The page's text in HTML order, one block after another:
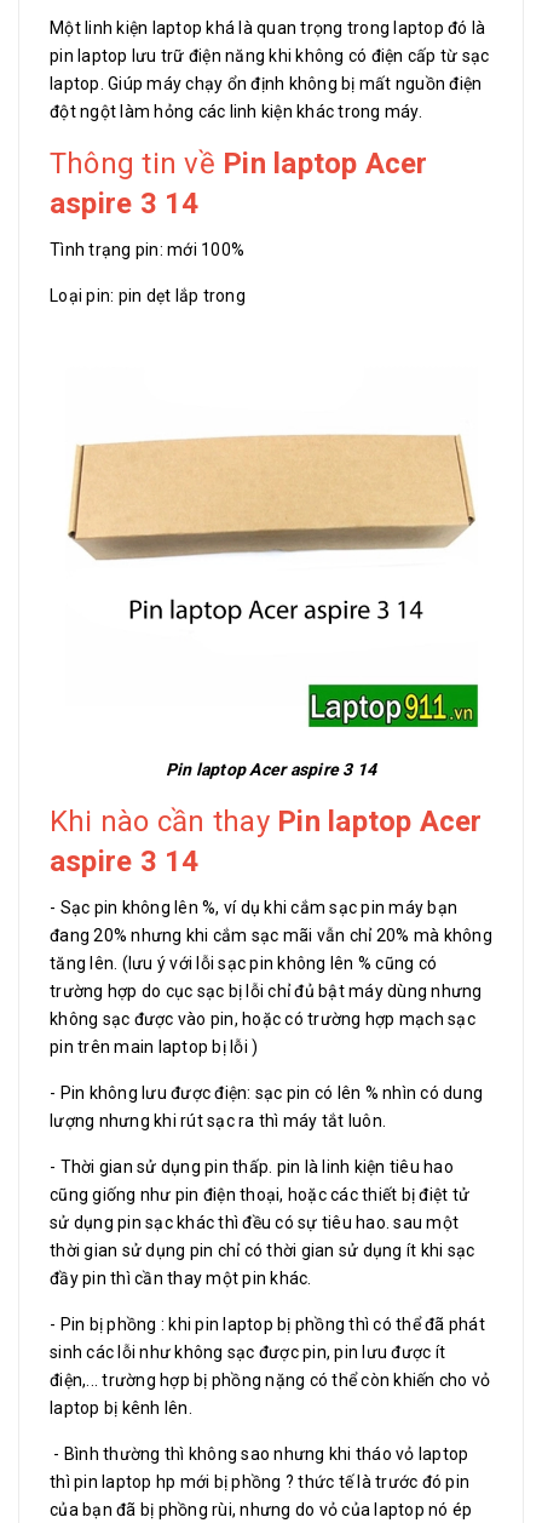
Một linh kiện laptop khá là quan trọng trong laptop đó là
pin laptop lưu trữ điện năng khi không có điện cấp từ sạc
laptop. Giúp máy chạy ổn định không bị mất nguồn điện
đột ngột làm hỏng các linh kiện khác trong máy.
Thông tin về Pin laptop Acer
aspire 3 14
Tình trạng pin: mới 100%
Loại pin: pin dẹt lắp trong
Pin laptop Acer aspire 3 14
Khi nào cần thay Pin laptop Acer
aspire 3 14
- Sạc pin không lên %, ví dụ khi cắm sạc pin máy bạn
đang 20% nhưng khi cắm sạc mãi vẫn chỉ 20% mà không
tăng lên. (lưu ý với lỗi sạc pin không lên % cũng có
trường hợp do cục sạc bị lỗi chỉ đủ bật máy dùng nhưng
không sạc được vào pin, hoặc có trường hợp mạch sạc
pin trên main laptop bị lỗi )
- Pin không lưu được điện: sạc pin có lên % nhìn có dung
lượng nhưng khi rút sạc ra thì máy tắt luôn.
- Thời gian sử dụng pin thấp. pin là linh kiện tiêu hao
cũng giống như pin điện thoại, hoặc các thiết bị điệt tử
sử dụng pin sạc khác thì đều có sự tiêu hao. sau một
thời gian sử dụng pin chỉ có thời gian sử dụng ít khi sạc
đầy pin thì cần thay một pin khác.
- Pin bị phồng : khi pin laptop bị phồng thì có thể đã phát
sinh các lỗi như không sạc được pin, pin lưu được ít
điện,... trường hợp bị phồng nặng có thể còn khiến cho vỏ
laptop bị kênh lên.
- Bình thường thì không sao nhưng khi tháo vỏ laptop
thì pin laptop hp mới bị phồng ? thức tế là trước đó pin
của bạn đã bị phồng rùi, nhưng do vỏ của laptop nó ép